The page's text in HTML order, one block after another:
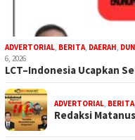
ADVERTORIAL, BERITA, DAERAH,
6, 2026
LCT–Indonesia Ucapkan
ADVERTORIAL, BERITA,
Redaksi